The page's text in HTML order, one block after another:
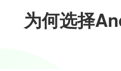
为何选择